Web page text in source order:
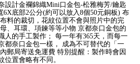
設計金襴錦織Mini口金包-松雅梅芳/鑰匙
6X底部2公分(約可以放入8個50元銅板) 布
料的裁切，花紋位置不會與照片中的完
、耳環、項鍊等等小物 京都奈口金包的
人的手工製作； 每一年有365天，而每一
都奈口金包一樣， 成為不可替代的「一
郵局寄送免運費 特別提醒：製作時會因
位置會略有不同。